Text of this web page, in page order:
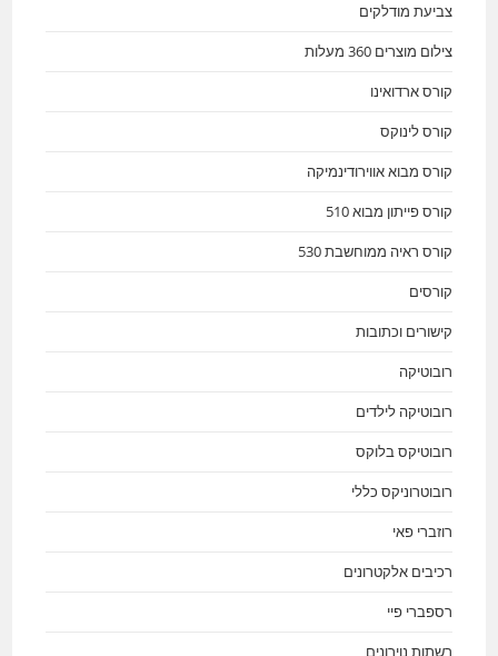
צביעת מודלקים
צילום מוצרים 360 מעלות
קורס ארדואינו
קורס לינוקס
קורס מבוא אווירודינמיקה
קורס פייתון מבוא 510
קורס ראיה ממוחשבת 530
קורסים
קישורים וכתובות
רובוטיקה
רובוטיקה לילדים
רובוטיקס בלוקס
רובוטרוניקס כללי
רוזברי פאי
רכיבים אלקטרונים
רספברי פיי
רשתות נוירונים